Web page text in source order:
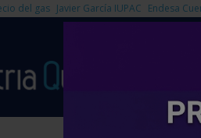
del gas Javier García IUPAC Endesa